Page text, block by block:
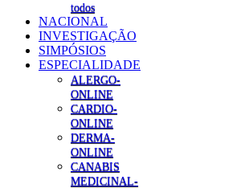
todos
NACIONAL
INVESTIGAÇÃO
SIMPÓSIOS
ESPECIALIDADE
ALERGO-
ONLINE
CARDIO-
ONLINE
DERMA-
ONLINE
CANABIS
MEDICINAL-